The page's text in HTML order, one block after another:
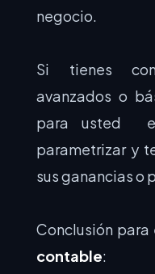
negocio.
Si tienes
avanzados o
para usted
parametrizar y
sus ganancias o
Conclusión
contable: